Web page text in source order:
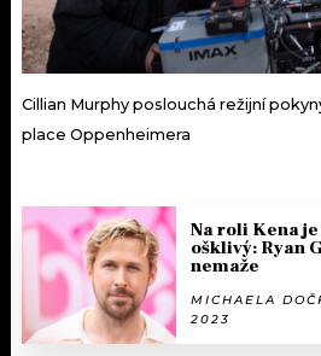
Cillian Murphy poslouchá režijní
place Oppenheimera
Na roli Kena
ošklivý: Ryan
nemaže
MICHAELA
2023